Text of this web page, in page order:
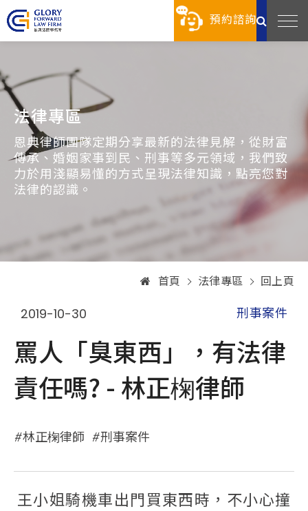
預約諮詢
法律專區
恩典律師團隊定期分享最新的法律見解，從財富
傳承、婚姻家事到民、刑事等多元領域，我們致
力於用淺顯易懂的方式呈現法律知識，點亮您對
法律的認識。
首頁 法律專區 回上頁
2019-10-30 刑事案件
罵人「臭東西」，有法律
責任嗎? - 林正椈律師
林正椈律師 刑事案件
王小姐騎機車出門買東西時，不小心撞